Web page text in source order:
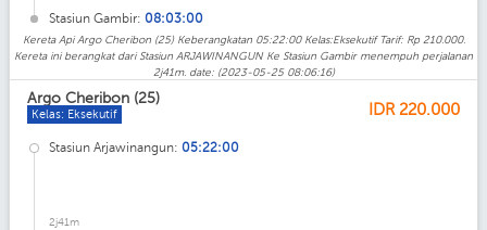
Stasiun Gambir: 08:03:00
Kereta Api Argo Cheribon (25) Keberangkatan 05:22:00 Kelas:Eksekutif Tarif: Rp 210.000.
Kereta ini berangkat dari Stasiun ARJAWINANGUN Ke Stasiun Gambir menempuh perjalanan
2j41m. date: (2023-05-25 08:06:16)
Argo Cheribon (25)
Kelas: Eksekutif IDR 220.000
Stasiun Arjawinangun: 05:22:00
2j41m